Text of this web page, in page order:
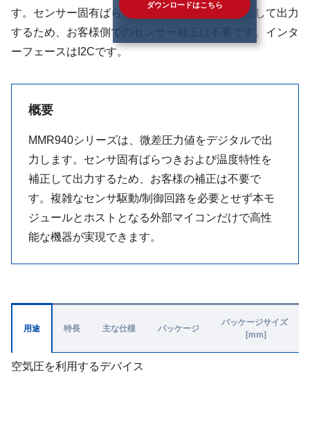
す。センサー固有ばらつきおよび温度特性を補正して出力
するため、お客様側でのセンサー補正は不要です。インタ
ーフェースはI2Cです。
概要
MMR940シリーズは、微差圧力値をデジタルで出
力します。センサ固有ばらつきおよび温度特性を
補正して出力するため、お客様の補正は不要で
す。複雑なセンサ駆動/制御回路を必要とせず本モ
ジュールとホストとなる外部マイコンだけで高性
能な機器が実現できます。
用途
空気圧を利用するデバイス
特長 主な仕様 パッケージ
パッケージサイズ
[mm]
ダウンロードはこちら